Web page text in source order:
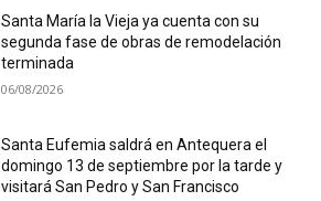
Santa María la Vieja ya cuenta con su
segunda fase de obras de remodelación
terminada
06/08/2026
Santa Eufemia saldrá en Antequera el
domingo 13 de septiembre por la tarde y
visitará San Pedro y San Francisco